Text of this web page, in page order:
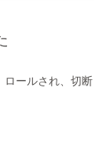
ロールされ、切断